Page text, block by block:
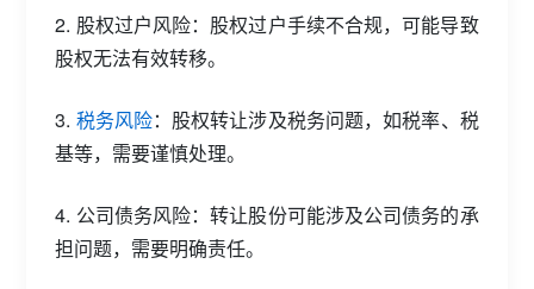
2. 股权过户风险：股权过户手续不合规，可能导致
股权无法有效转移。
3. 税务风险：股权转让涉及税务问题，如税率、税
基等，需要谨慎处理。
4. 公司债务风险：转让股份可能涉及公司债务的承
担问题，需要明确责任。